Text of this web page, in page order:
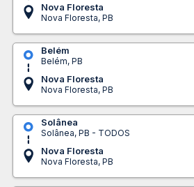
Nova Floresta
Nova Floresta, PB
Belém
Belém, PB
Nova Floresta
Nova Floresta, PB
Solânea
Solânea, PB - TODOS
Nova Floresta
Nova Floresta, PB